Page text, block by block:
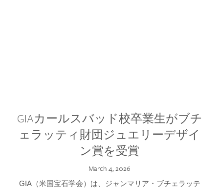
GIAカールスバッド校卒業生がブチ
ェラッティ財団ジュエリーデザイ
ン賞を受賞
March 4, 2026
GIA（米国宝石学会）は、ジャンマリア・ブチェラッテ